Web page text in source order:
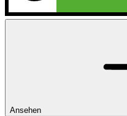
Ansehen